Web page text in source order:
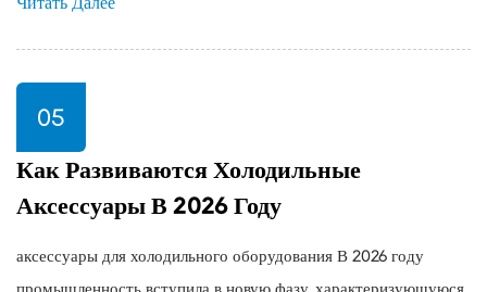
05
Как Развиваются Холодильные
Аксессуары В 2026 Году
аксессуары для холодильного оборудования В 2026 году
промышленность вступила в новую фазу, характеризующуюся